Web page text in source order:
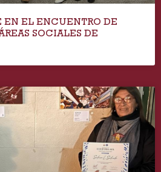
EN EL ENCUENTRO DE
SOCIALES DE